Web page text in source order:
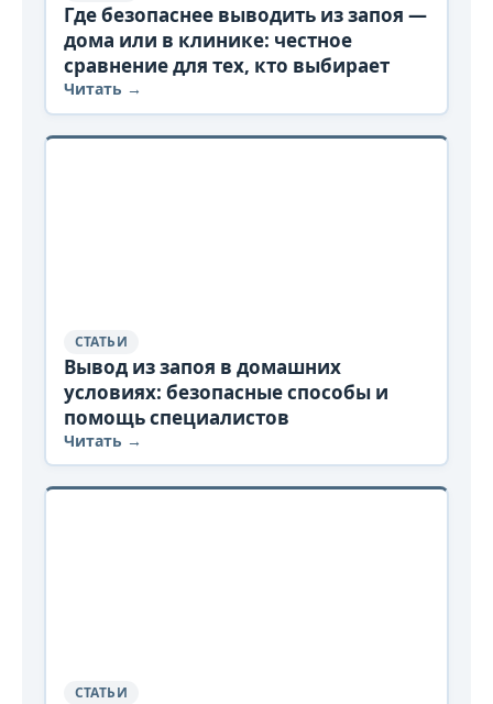
Где безопаснее выводить из запоя —
дома или в клинике: честное
сравнение для тех, кто выбирает
Читать →
СТАТЬИ
Вывод из запоя в домашних
условиях: безопасные способы и
помощь специалистов
Читать →
СТАТЬИ